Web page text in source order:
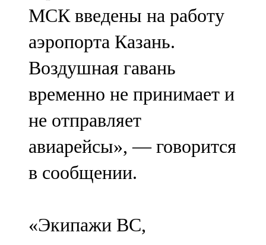
Шәмәрдән
102,3 FM
Яңа чишмә
107,0 FM
Яр Чаллы
105,5 FM
МСК введены на работу
аэропорта Казань.
Воздушная гавань
временно не принимает и
не отправляет
авиарейсы», — говорится
в сообщении.
«Экипажи ВС,